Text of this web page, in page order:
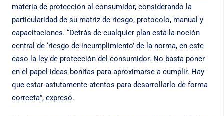
materia de protección al consumidor, considerando la
particularidad de su matriz de riesgo, protocolo, manual y
capacitaciones. “Detrás de cualquier plan está la noción
central de ‘riesgo de incumplimiento’ de la norma, en este
caso la ley de protección del consumidor. No basta poner
en el papel ideas bonitas para aproximarse a cumplir. Hay
que estar astutamente atentos para desarrollarlo de forma
correcta”, expresó.